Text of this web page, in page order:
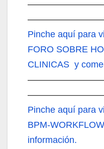
Pinche aquí para
FORO SOBRE
CLINICAS y
Pinche aquí para
BPM-
información.